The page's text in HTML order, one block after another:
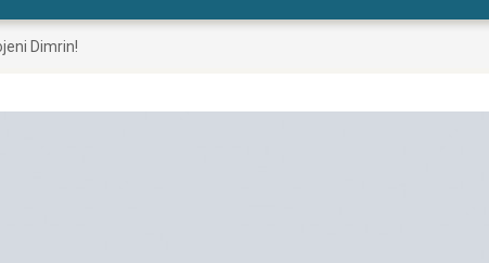
Dimrin!